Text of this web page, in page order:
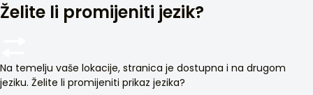
Želite li promijeniti jezik?
Na temelju vaše lokacije, stranica je dostupna i na drugom
jeziku. Želite li promijeniti prikaz jezika?